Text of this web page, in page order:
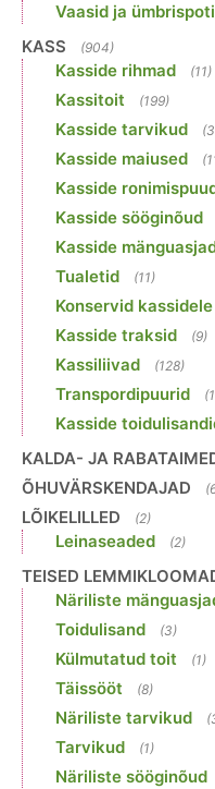
Vaasid ja
KASS (904)
Kasside rihmad (11)
Kassitoit (199)
Kasside tarvikud
Kasside maiused
Kasside
Kasside sööginõud
Kasside
Tualetid (11)
Konservid kassidele
Kasside traksid (9)
Kassiliivad (128)
Transpordipuurid
Kasside
KALDA- JA
ÕHUVÄRSKENDAJAD
LÕIKELILLED (2)
Leinaseaded (2)
TEISED
Näriliste
Toidulisand (3)
Külmutatud toit (1)
Täissööt (8)
Näriliste tarvikud
Tarvikud (1)
Näriliste sööginõud